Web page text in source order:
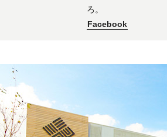
ろ。
Facebook